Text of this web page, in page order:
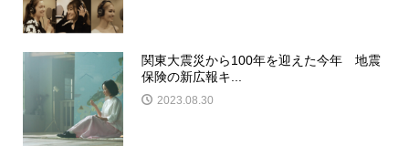
関東大震災から100年を迎えた今年 地震
保険の新広報キ...
2023.08.30